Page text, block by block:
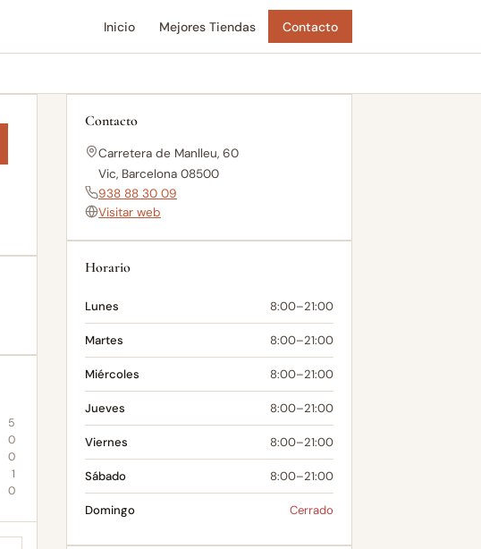
Inicio Mejores Tiendas Contacto
5
0
0
1
0
Contacto
Carretera de Manlleu, 60
Vic, Barcelona 08500
938 88 30 09
Visitar web
Horario
Lunes 8:00–21:00
Martes 8:00–21:00
Miércoles 8:00–21:00
Jueves 8:00–21:00
Viernes 8:00–21:00
Sábado 8:00–21:00
Domingo Cerrado